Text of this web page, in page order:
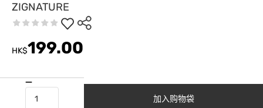
ZIGNATURE
HK$199.00
加入购物袋